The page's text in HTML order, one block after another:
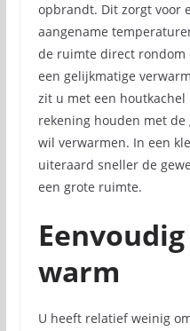
opbrandt. Dit zorgt voor
aangename
de ruimte direct rondom
een gelijkmatige
zit u met een
rekening houden met
wil verwarmen. In een
uiteraard sneller de
een grote ruimte.
warm
U heeft relatief weinig